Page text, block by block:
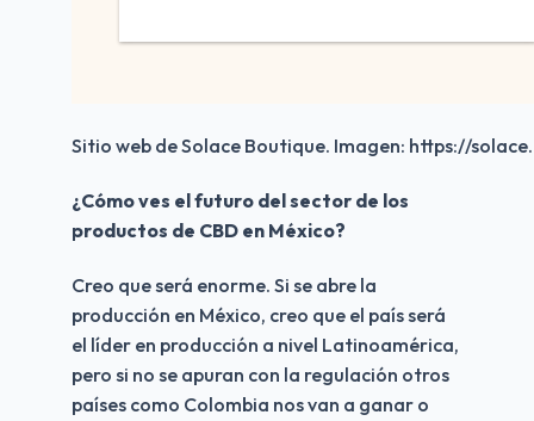
Sitio web de Solace Boutique. Imagen: https://
¿Cómo ves el futuro del sector de los
productos de CBD en México?
Creo que será enorme. Si se abre la
producción en México, creo que el país será
el líder en producción a nivel Latinoamérica,
pero si no se apuran con la regulación otros
países como Colombia nos van a ganar o